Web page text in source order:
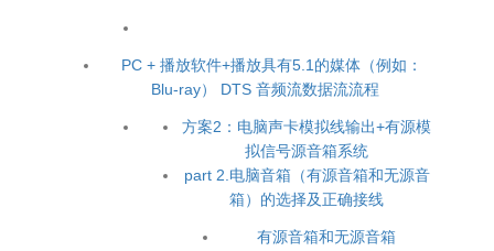
PC + 播放软件+播放具有5.1的媒体（例如：
Blu-ray） DTS 音频流数据流流程
方案2：电脑声卡模拟线输出+有源模
拟信号源音箱系统
part 2.电脑音箱（有源音箱和无源音
箱）的选择及正确接线
有源音箱和无源音箱